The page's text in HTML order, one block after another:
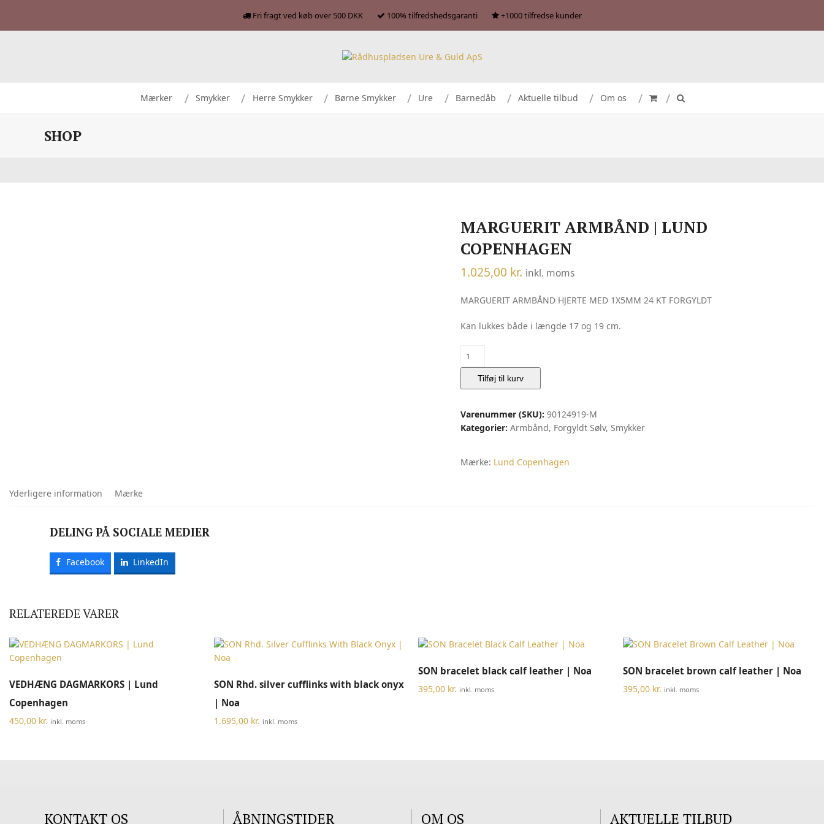
Fri fragt ved køb over 500 DKK 100% tilfredshedsgaranti +1000 tilfredse kunder
Mærker Smykker Herre Smykker Børne Smykker Ure Barnedåb Aktuelle tilbud Om os
SHOP
MARGUERIT ARMBÅND | LUND
COPENHAGEN
1.025,00 kr. inkl. moms
MARGUERIT ARMBÅND HJERTE MED 1X5MM 24 KT FORGYLDT
Kan lukkes både i længde 17 og 19 cm.
MARGUERIT
ARMBÅND
Lund
antal
Tilføj til kurv
Varenummer (SKU): 90124919-M
Kategorier: Armbånd, Forgyldt Sølv, Smykker
Mærke: Lund Copenhagen
Yderligere information Mærke
DELING PÅ SOCIALE MEDIER
Facebook LinkedIn
RELATEREDE VARER
VEDHÆNG DAGMARKORS | Lund
Copenhagen
450,00 kr. inkl. moms
SON Rhd. silver cufflinks with black onyx
| Noa
1.695,00 kr. inkl. moms
vare
SON bracelet black calf leather | Noa
395,00 kr. inkl. moms
vare
SON bracelet brown calf leather | Noa
395,00 kr. inkl. moms
KONTAKT OS ÅBNINGSTIDER OM OS AKTUELLE TILBUD